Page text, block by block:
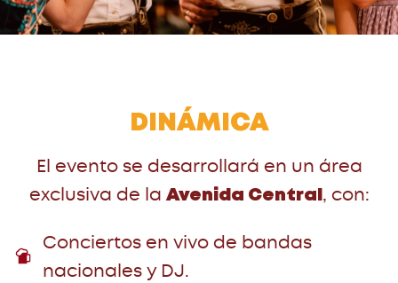
DINÁMICA
El evento se desarrollará en un área
exclusiva de la Avenida Central , con:
Conciertos en vivo de bandas
nacionales y DJ.